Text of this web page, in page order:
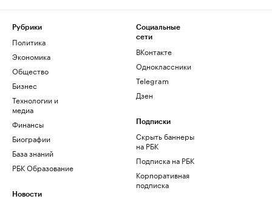
Рубрики
Политика
Экономика
Общество
Бизнес
Технологии и
медиа
Финансы
Биографии
База знаний
РБК Образование
Новости
Социальные
сети
ВКонтакте
Одноклассники
Telegram
Дзен
Подписки
Скрыть баннеры
на РБК
Подписка на РБК
Корпоративная
подписка